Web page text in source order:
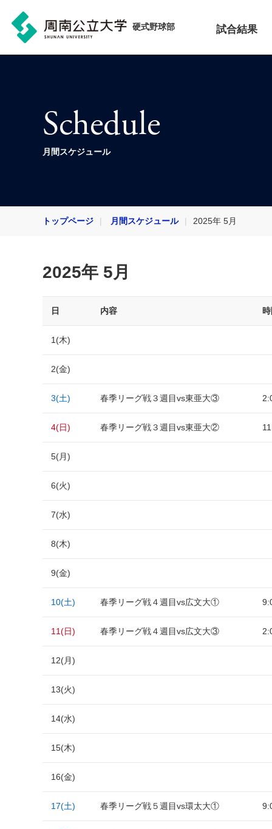
硬式野球部 試合結果
Schedule
月間スケジュール
トップページ 月間スケジュール 2025年 5月
2025年 5月
日 内容
1(木)
2(金)
3(土) 春季リーグ戦３週目vs東亜大③
4(日) 春季リーグ戦３週目vs東亜大②
5(月)
6(火)
7(水)
8(木)
9(金)
10(土) 春季リーグ戦４週目vs広文大①
11(日) 春季リーグ戦４週目vs広文大③
12(月)
13(火)
14(水)
15(木)
16(金)
17(土) 春季リーグ戦５週目vs環太大①